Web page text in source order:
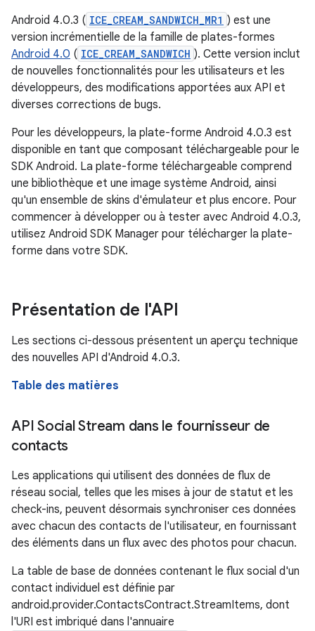
Android 4.0.3 ( ICE_CREAM_SANDWICH_MR1 ) est une
version incrémentielle de la famille de plates-formes
Android 4.0 ( ICE_CREAM_SANDWICH ). Cette version inclut
de nouvelles fonctionnalités pour les utilisateurs et les
développeurs, des modifications apportées aux API et
diverses corrections de bugs.
Pour les développeurs, la plate-forme Android 4.0.3 est
disponible en tant que composant téléchargeable pour le
SDK Android. La plate-forme téléchargeable comprend
une bibliothèque et une image système Android, ainsi
qu'un ensemble de skins d'émulateur et plus encore. Pour
commencer à développer ou à tester avec Android 4.0.3,
utilisez Android SDK Manager pour télécharger la plate-
forme dans votre SDK.
Présentation de l'API
Les sections ci-dessous présentent un aperçu technique
des nouvelles API d'Android 4.0.3.
Table des matières
API Social Stream dans le fournisseur de
contacts
Les applications qui utilisent des données de flux de
réseau social, telles que les mises à jour de statut et les
check-ins, peuvent désormais synchroniser ces données
avec chacun des contacts de l'utilisateur, en fournissant
des éléments dans un flux avec des photos pour chacun.
La table de base de données contenant le flux social d'un
contact individuel est définie par
android.provider.ContactsContract.StreamItems, dont
l'URI est imbriqué dans l'annuaire